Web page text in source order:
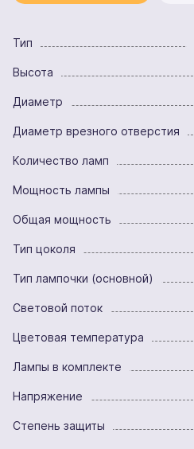
Тип
Высота
Диаметр
Диаметр врезного отверстия
Количество ламп
Мощность лампы
Общая мощность
Тип цоколя
Тип лампочки (основной)
Световой поток
Цветовая температура
Лампы в комплекте
Напряжение
Степень защиты